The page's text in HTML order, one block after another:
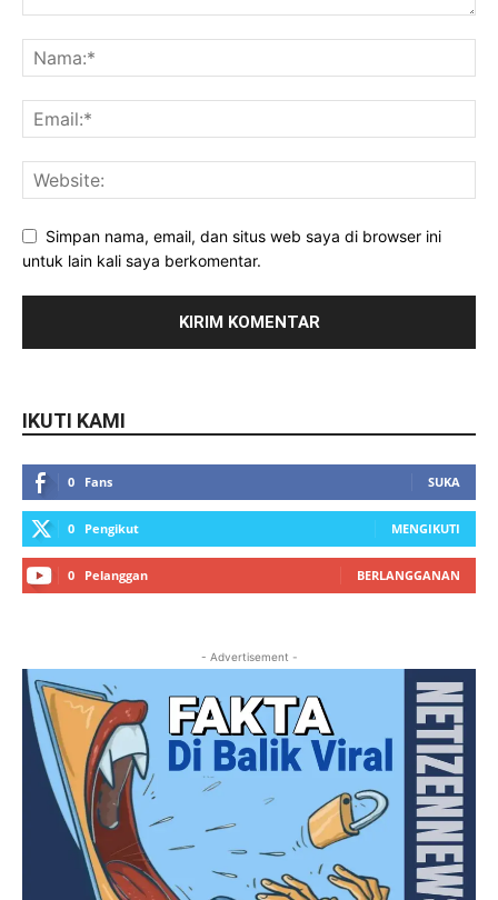
Simpan nama, email, dan situs web saya di browser ini
untuk lain kali saya berkomentar.
IKUTI KAMI
0 Fans SUKA
0 Pengikut MENGIKUTI
0 Pelanggan BERLANGGANAN
- Advertisement -